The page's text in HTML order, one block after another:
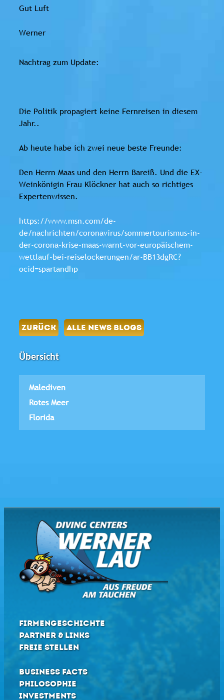
Gut Luft
Werner
Nachtrag zum Update:
Die Politik propagiert keine Fernreisen in diesem
Jahr..
Ab heute habe ich zwei neue beste Freunde:
Den Herrn Maas und den Herrn Bareiß. Und die EX-
Weinkönigin Frau Klöckner hat auch so richtiges
Expertenwissen.
https://www.msn.com/de-
de/nachrichten/coronavirus/sommertourismus-in-
der-corona-krise-maas-warnt-vor-europäischem-
wettlauf-bei-reiselockerungen/ar-BB13dgRC?
ocid=spartandhp
ZURÜCK - ALLE NEWS BLOGS
Übersicht
Malediven
Rotes Meer
Florida
FIRMENGESCHICHTE
PARTNER & LINKS
FREIE STELLEN
BUSINESS FACTS
PHILOSOPHIE
INVESTMENTS